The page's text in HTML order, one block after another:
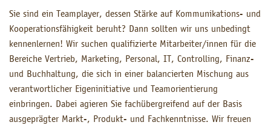
Sie sind ein Teamplayer, dessen Stärke auf Kommunikations- und
Kooperationsfähigkeit beruht? Dann sollten wir uns unbedingt
kennenlernen! Wir suchen qualifizierte Mitarbeiter/innen für die
Bereiche Vertrieb, Marketing, Personal, IT, Controlling, Finanz-
und Buchhaltung, die sich in einer balancierten Mischung aus
verantwortlicher Eigeninitiative und Teamorientierung
einbringen. Dabei agieren Sie fachübergreifend auf der Basis
ausgeprägter Markt-, Produkt- und Fachkenntnisse. Wir freuen